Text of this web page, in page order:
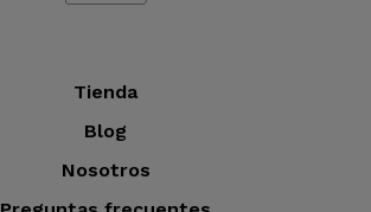
Tienda
Blog
Nosotros